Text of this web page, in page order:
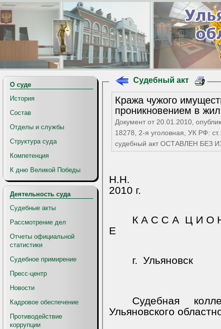
О суде
История
Состав
Отделы и службы
Структура суда
Компетенция
К дню Великой Победы
Деятельность суда
Судебные акты
Рассмотрение дел
Отчеты официальной
статистики
Судебное примирение
Пресс-центр
Новости
Кадровое обеспечение
Противодействие
коррупции
Судебный акт
Кража чужого
проникновением в
Документ от 20.01.2010,
18278, 2-я уголовная, УК РФ: ст.
судебный акт ОСТАВЛЕН БЕЗ
Н.Н.
2010 г.
К А С С А Ц И О
Е
г. Ульяновск
Судебная
Ульяновского